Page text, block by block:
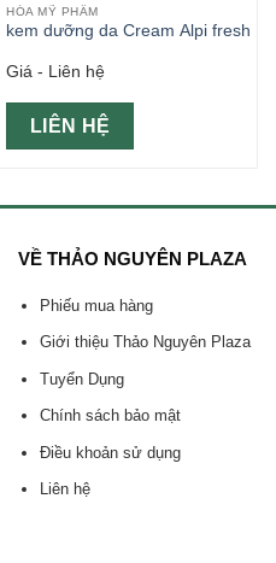
HÓA MỸ PHẨM
kem dưỡng da Cream Alpi fresh
Giá - Liên hệ
LIÊN HỆ
VỀ THẢO NGUYÊN PLAZA
Phiếu mua hàng
Giới thiệu Thảo Nguyên Plaza
Tuyển Dụng
Chính sách bảo mật
Điều khoản sử dụng
Liên hệ